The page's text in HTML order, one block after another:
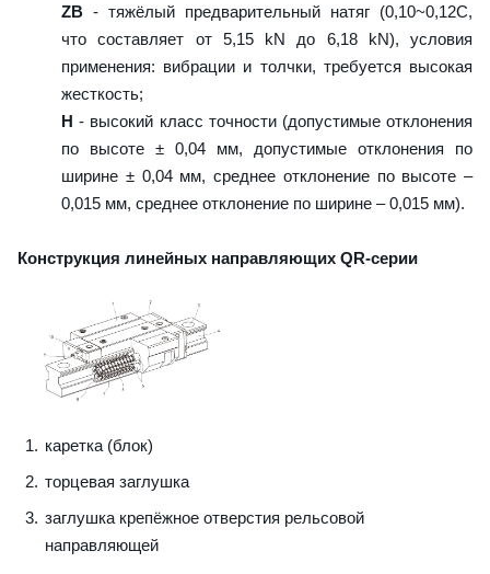
ZB - тяжёлый предварительный натяг (0,10~0,12C,
что составляет от 5,15 kN до 6,18 kN), условия
применения: вибрации и толчки, требуется высокая
жесткость;
H - высокий класс точности (допустимые отклонения
по высоте ± 0,04 мм, допустимые отклонения по
ширине ± 0,04 мм, среднее отклонение по высоте –
0,015 мм, среднее отклонение по ширине – 0,015 мм).
Конструкция линейных направляющих QR-серии
каретка (блок)
торцевая заглушка
заглушка крепёжное отверстия рельсовой
направляющей